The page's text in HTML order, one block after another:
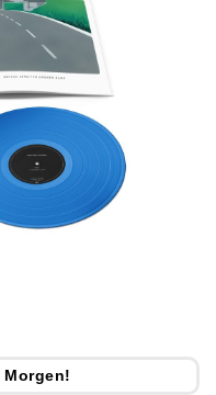
Morgen!